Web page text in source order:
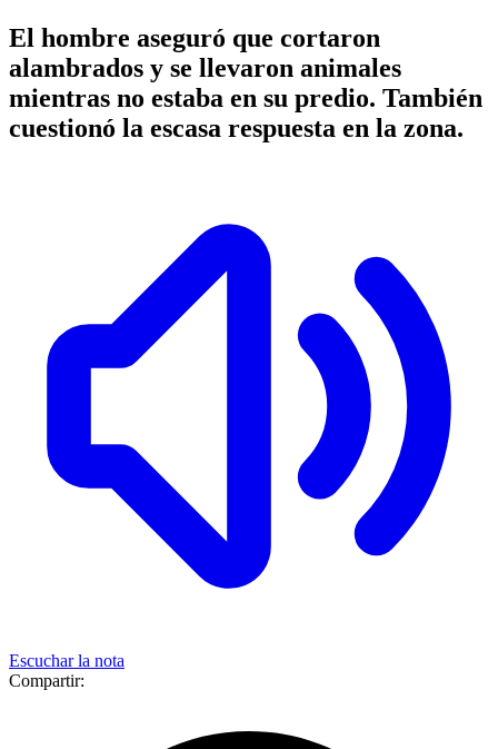
El hombre aseguró que cortaron
alambrados y se llevaron animales
mientras no estaba en su predio. También
cuestionó la escasa respuesta en la zona.
Escuchar la nota
Compartir: